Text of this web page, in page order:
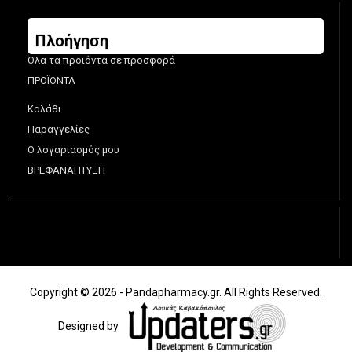
Πλοήγηση
Όλα τα προϊόντα σε προσφορά
ΠΡΟΪΟΝΤΑ
Καλάθι
Παραγγελίες
Ο λογαριασμός μου
ΒΡΕΦΑΝΑΠΤΥΞΗ
Copyright © 2026 - Pandapharmacy.gr. All Rights Reserved.
Designed by